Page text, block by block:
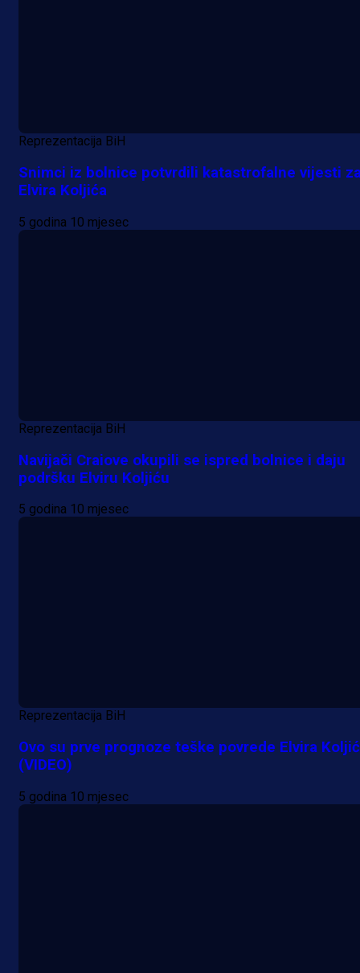
Reprezentacija BiH
Snimci iz bolnice potvrdili katastrofalne vijesti
Elvira Koljića
5 godina 10 mjesec
Reprezentacija BiH
Navijači Craiove okupili se ispred bolnice i daju
podršku Elviru Koljiću
5 godina 10 mjesec
Reprezentacija BiH
Ovo su prve prognoze teške povrede Elvira
(VIDEO)
5 godina 10 mjesec